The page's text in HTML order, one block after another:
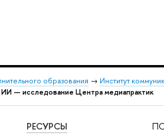
образования → Институт
— исследование Центра медиапрактик
РЕСУРСЫ